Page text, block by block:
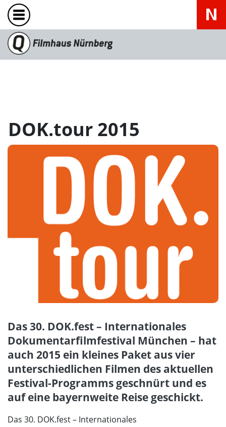
DOK.tour 2015
Das 30. DOK.fest – Internationales
Dokumentarfilmfestival München – hat
auch 2015 ein kleines Paket aus vier
unterschiedlichen Filmen des aktuellen
Festival-Programms geschnürt und es
auf eine bayernweite Reise geschickt.
Das 30. DOK.fest – Internationales